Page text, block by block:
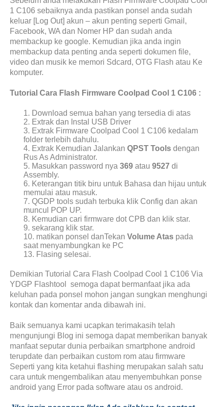
1 C106 sebaiknya anda pastikan ponsel anda sudah
keluar [Log Out] akun – akun penting seperti Gmail,
Facebook, WA dan Nomer HP dan sudah anda
membackup ke google. Kemudian jika anda ingin
membackup data penting anda seperti dokumen file,
video dan musik ke memori Sdcard, OTG Flash atau Ke
komputer.
Tutorial Cara Flash Firmware Coolpad Cool 1 C106 :
1. Download semua bahan yang tersedia di atas
2. Extrak dan Instal USB Driver
3. Extrak Firmware Coolpad Cool 1 C106 kedalam
folder terlebih dahulu.
4. Extrak Kemudian JalankanQPST Tools dengan
Rus As Administrator.
5. Masukkan password nya369 atau9527 di
Assembly.
6. Keterangan titik biru untuk Bahasa dan hijau untuk
memulai atau masuk.
7. QGDP tools sudah terbuka klik Config dan akan
muncul POP UP.
8. Kemudian cari firmware dot CPB dan klik star.
9. sekarang klik star.
10. matikan ponsel danTekanVolume Atas pada
saat menyambungkan ke PC
13. Flasing selesai.
Demikian Tutorial Cara Flash Coolpad Cool 1 C106 Via
YDGP Flashtool
semoga dapat bermanfaat jika ada
keluhan pada ponsel mohon jangan sungkan menghungi
kontak dan komentar anda dibawah ini.
Baik semuanya kami ucapkan terimakasih telah
mengunjungi Blog ini semoga dapat memberikan banyak
manfaat seputar dunia perbaikan smartphone android
terupdate dan perbaikan custom rom atau firmware
Seperti yang kita ketahui flashing merupakan salah satu
cara untuk mengembalikan atau menyembuhkan ponse
android yang Error pada software atau os android.